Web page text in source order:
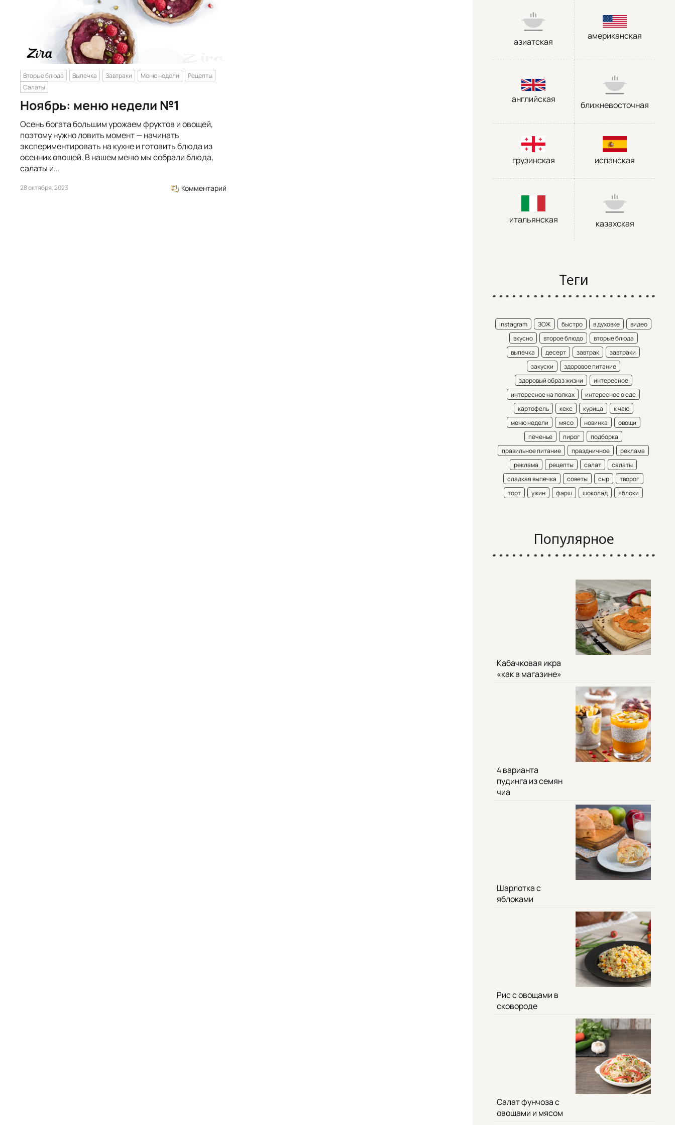
Вторые блюда Выпечка Завтраки Меню недели
Рецепты
Салаты
Ноябрь: меню недели №1
Осень богата большим урожаем фруктов и овощей,
поэтому нужно ловить момент — начинать
экспериментировать на кухне и готовить блюда из
осенних овощей. В нашем меню мы собрали блюда,
салаты и...
28 октября, 2023 Комментарий
азиатская
американская
английская
ближневосточная
грузинская испанская
итальянская казахская
Теги
instagram ЗОЖ быстро в духовке
видео
вкусно
второе блюдо
вторые блюда
выпечка
десерт завтрак
завтраки
закуски
здоровое питание
здоровый образ жизни
интересное
интересное на полках
интересное о еде
картофель
кекс курица
к чаю
меню недели
мясо новинка
овощи
печенье
пирог
подборка
правильное питание
праздничное
реклама
реклама
рецепты салат
салаты
сладкая выпечка
советы сыр
творог
торт
ужин фарш шоколад яблоки
Популярное
Кабачковая икра
«как в магазине»
4 варианта
пудинга из семян
чиа
Шарлотка с
яблоками
Рис с овощами в
сковороде
Салат фунчоза с
овощами и мясом